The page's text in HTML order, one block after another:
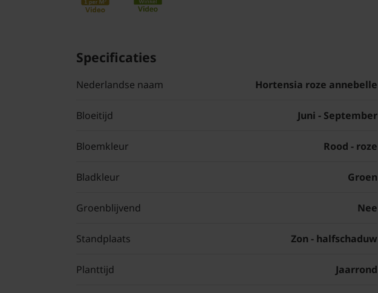
Specificaties
Nederlandse naam Hortensia roze annebelle
Bloeitijd Juni - September
Bloemkleur Rood - roze
Bladkleur Groen
Groenblijvend Nee
Standplaats Zon - halfschaduw
Planttijd Jaarrond